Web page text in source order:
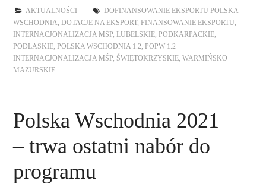
AKTUALNOŚCI
DOFINANSOWANIE EKSPORTU POLSKA
WSCHODNIA ,DOTACJE NA EKSPORT,FINANSOWANIE EKSPORTU
INTERNACJONALIZACJA MŚP ,LUBELSKIE ,PODKARPACKIE
PODLASKIE ,POLSKA WSCHODNIA 1.2 ,POPW 1.2
INTERNACJONALIZACJA MŚP ŚWIĘTOKRZYSKIE ,WARMIŃSKO-
MAZURSKIE
Polska Wschodnia 2021
– trwa ostatni nabór do
programu